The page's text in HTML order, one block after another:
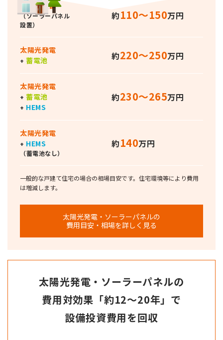
太陽光発電
（ソーラーパネル
設置）
約110〜150万円
太陽光発電
+蓄電池 約220〜250万円
太陽光発電
+蓄電池
+ HEMS
約230〜265万円
太陽光発電
+ HEMS
（蓄電池なし）
約140万円
一般的な戸建て住宅の場合の相場目安です。住宅環境等により費用
は増減します。
太陽光発電・ソーラーパネルの
費用目安・相場を詳しく見る
太陽光発電・ソーラーパネルの
費用対効果 「約12～20年」で
設備投資費用を回収